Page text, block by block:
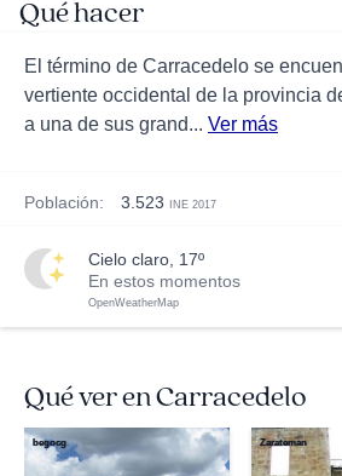
Qué hacer
El término de Carracedelo se
vertiente occidental de la provincia
a una de sus grand... Ver más
Población: 3.523 INE 2017
cielo claro, 17º
En estos momentos
OpenWeatherMap
Qué ver en Carracedelo
begocg Zarateman